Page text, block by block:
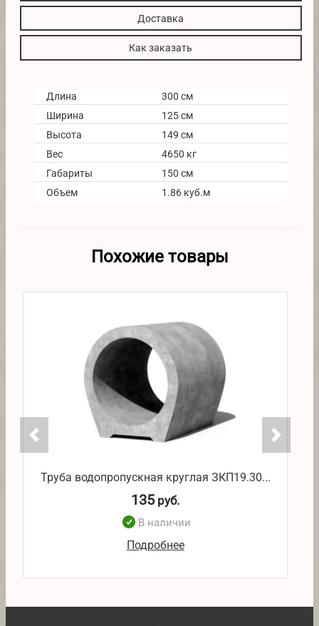
Доставка
Как заказать
Длина
300 см
Ширина
125 см
Высота
149 см
Вес
4650 кг
Габариты
150 см
Объем
1.86 куб.м
Похожие товары
Труба водопропускная круглая ЗКП19.30...
135руб.
В наличии
Подробнее